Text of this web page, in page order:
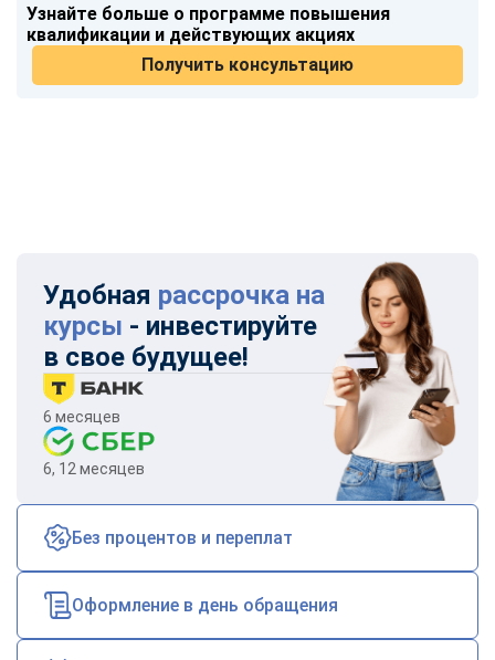
Узнайте больше о программе повышения
квалификации и действующих акциях
Получить консультацию
Удобная рассрочка на
курсы - инвестируйте
в свое будущее!
6 месяцев
6, 12 месяцев
Без процентов и переплат
Оформление в день обращения